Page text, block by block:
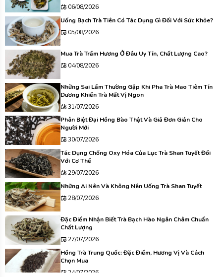
06/08/2026
Uống Bạch Trà Tiên Có Tác Dụng Gì Đối Với Sức Khỏe?
05/08/2026
Mua Trà Trầm Hương Ở Đâu Uy Tín, Chất Lượng Cao?
04/08/2026
Những Sai Lầm Thường Gặp Khi Pha Trà Mao Tiêm Tín
Dương Khiến Trà Mất Vị Ngon
31/07/2026
Phân Biệt Đại Hồng Bào Thật Và Giả Đơn Giản Cho
Người Mới
30/07/2026
Tác Dụng Chống Oxy Hóa Của Lục Trà Shan Tuyết Đối
Với Cơ Thể
29/07/2026
Những Ai Nên Và Không Nên Uống Trà Shan Tuyết
28/07/2026
Đặc Điểm Nhận Biết Trà Bạch Hào Ngân Châm Chuẩn
Chất Lượng
27/07/2026
Hồng Trà Trung Quốc: Đặc Điểm, Hương Vị Và Cách
Chọn Mua
24/07/2026